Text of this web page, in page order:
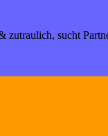
zutraulich, sucht